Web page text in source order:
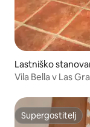
Lastniško
mala
Vila Bella v Las
Supergostitelj
Supergostitelj